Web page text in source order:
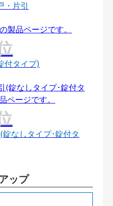
・片引
付タイプ)
なしタイプ･錠付タ
ップ